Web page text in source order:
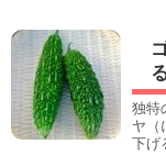
独特
ヤ（
下げ